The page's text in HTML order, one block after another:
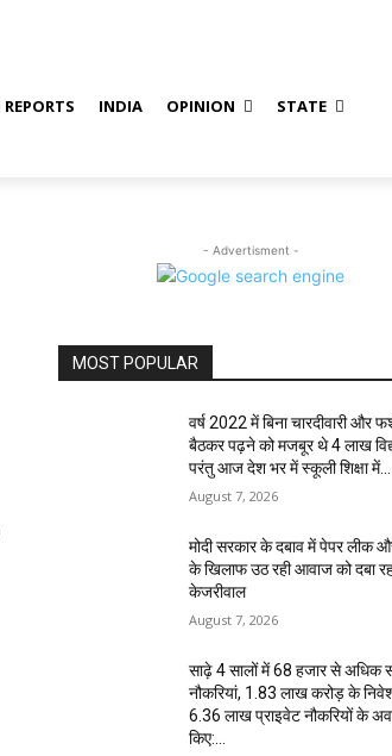
INDIA OPINION STATE
- Advertisment -
MOST POPULAR
वर्ष 2022 में बिना चारदीवारी और
बैठकर पढ़ने को मजबूर थे 4 लाख
परंतु आज देश भर में स्कूली शिक्षा में...
August 7, 2026
मोदी सरकार के दबाव में पेपर लीक
के खिलाफ उठ रही आवाज को दबा
केजरीवाल
August 7, 2026
साढ़े 4 सालों में 68 हजार से अधिक
नौकरियां, 1.83 लाख करोड़ के
6.36 लाख प्राइवेट नौकरियों के
किए:...